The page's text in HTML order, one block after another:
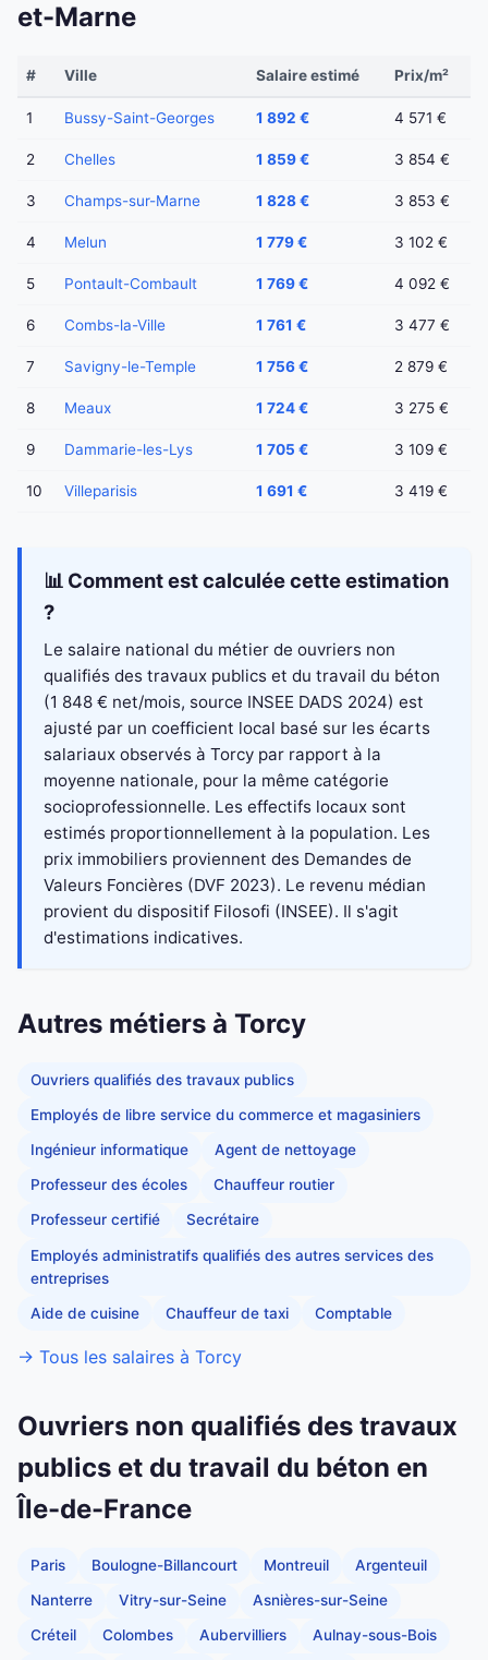
et-Marne
# Ville Salaire estimé Prix/m²
1 Bussy-Saint-Georges 1 892 € 4 571 €
2 Chelles 1 859 € 3 854 €
3 Champs-sur-Marne 1 828 € 3 853 €
4 Melun 1 779 € 3 102 €
5 Pontault-Combault 1 769 € 4 092 €
6 Combs-la-Ville 1 761 € 3 477 €
7 Savigny-le-Temple 1 756 € 2 879 €
8 Meaux 1 724 € 3 275 €
9 Dammarie-les-Lys 1 705 € 3 109 €
10 Villeparisis 1 691 € 3 419 €
📊 Comment est calculée cette estimation
?
Le salaire national du métier de ouvriers non
qualifiés des travaux publics et du travail du béton
(1 848 € net/mois, source INSEE DADS 2024) est
ajusté par un coefficient local basé sur les écarts
salariaux observés à Torcy par rapport à la
moyenne nationale, pour la même catégorie
socioprofessionnelle. Les effectifs locaux sont
estimés proportionnellement à la population. Les
prix immobiliers proviennent des Demandes de
Valeurs Foncières (DVF 2023). Le revenu médian
provient du dispositif Filosofi (INSEE). Il s'agit
d'estimations indicatives.
Autres métiers à Torcy
Ouvriers qualifiés des travaux publics
Employés de libre service du commerce et magasiniers
Ingénieur informatique Agent de nettoyage
Professeur des écoles Chauffeur routier
Professeur certifié Secrétaire
Employés administratifs qualifiés des autres services des
entreprises
Aide de cuisine Chauffeur de taxi Comptable
→ Tous les salaires à Torcy
Ouvriers non qualifiés des travaux
publics et du travail du béton en
Île-de-France
Paris Boulogne-Billancourt Montreuil Argenteuil
Nanterre Vitry-sur-Seine Asnières-sur-Seine
Créteil Colombes Aubervilliers Aulnay-sous-Bois